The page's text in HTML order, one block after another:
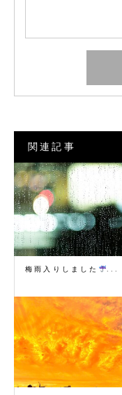
関連記事
梅雨入りしました